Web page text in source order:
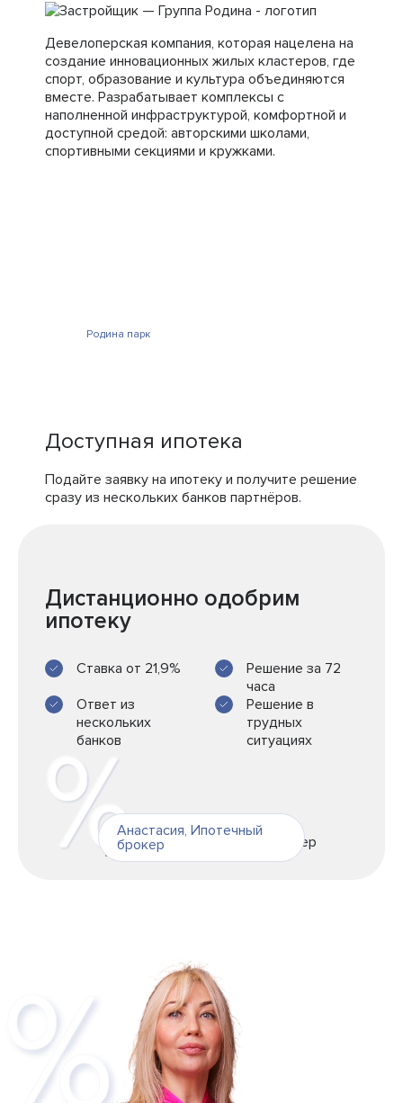
Девелоперская компания, которая нацелена на
создание инновационных жилых кластеров, где
спорт, образование и культура объединяются
вместе. Разрабатывает комплексы с
наполненной инфраструктурой, комфортной и
доступной средой: авторскими школами,
спортивными секциями и кружками.
Родина парк
Доступная ипотека
Подайте заявку на ипотеку и получите решение
сразу из нескольких банков партнёров.
Дистанционно одобрим
ипотеку
Ставка от 21,9%
Решение за 72
часа
Ответ из
нескольких
банков
Решение в
трудных
ситуациях
Анастасия, Ипотечный
брокер